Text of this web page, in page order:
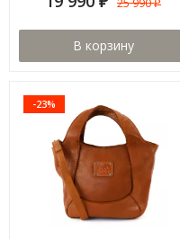
₽
В корзину
-23%